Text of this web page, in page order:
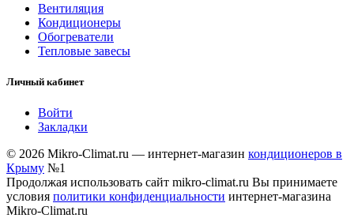
Вентиляция
Кондиционеры
Обогреватели
Тепловые завесы
Личный кабинет
Войти
Закладки
© 2026 Mikro-Climat.ru — интернет-магазин кондиционеров в
Крыму №1
Продолжая использовать сайт mikro-climat.ru Вы принимаете
условия политики конфиденциальности интернет-магазина
Mikro-Climat.ru